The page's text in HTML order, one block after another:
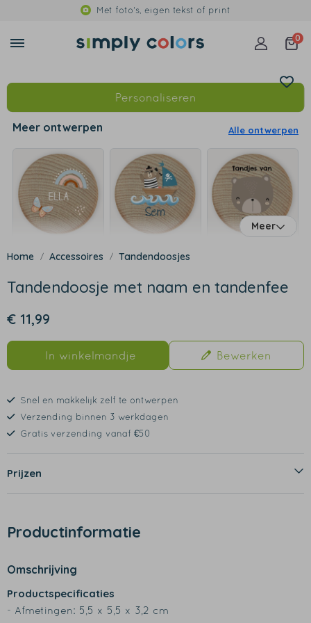
Met foto's, eigen tekst of print
0
Personaliseren
Meer ontwerpen Alle ontwerpen
Meer
Accessoires Tandendoosjes
Tandendoosje met naam en tandenfee
€ 11,99
In winkelmandje Bewerken
Snel en makkelijk zelf te ontwerpen
Verzending binnen 3 werkdagen
Gratis verzending vanaf €50
Prijzen
Productinformatie
Omschrijving
Productspecificaties
- Afmetingen: 5,5 x 5,5 x 3,2 cm